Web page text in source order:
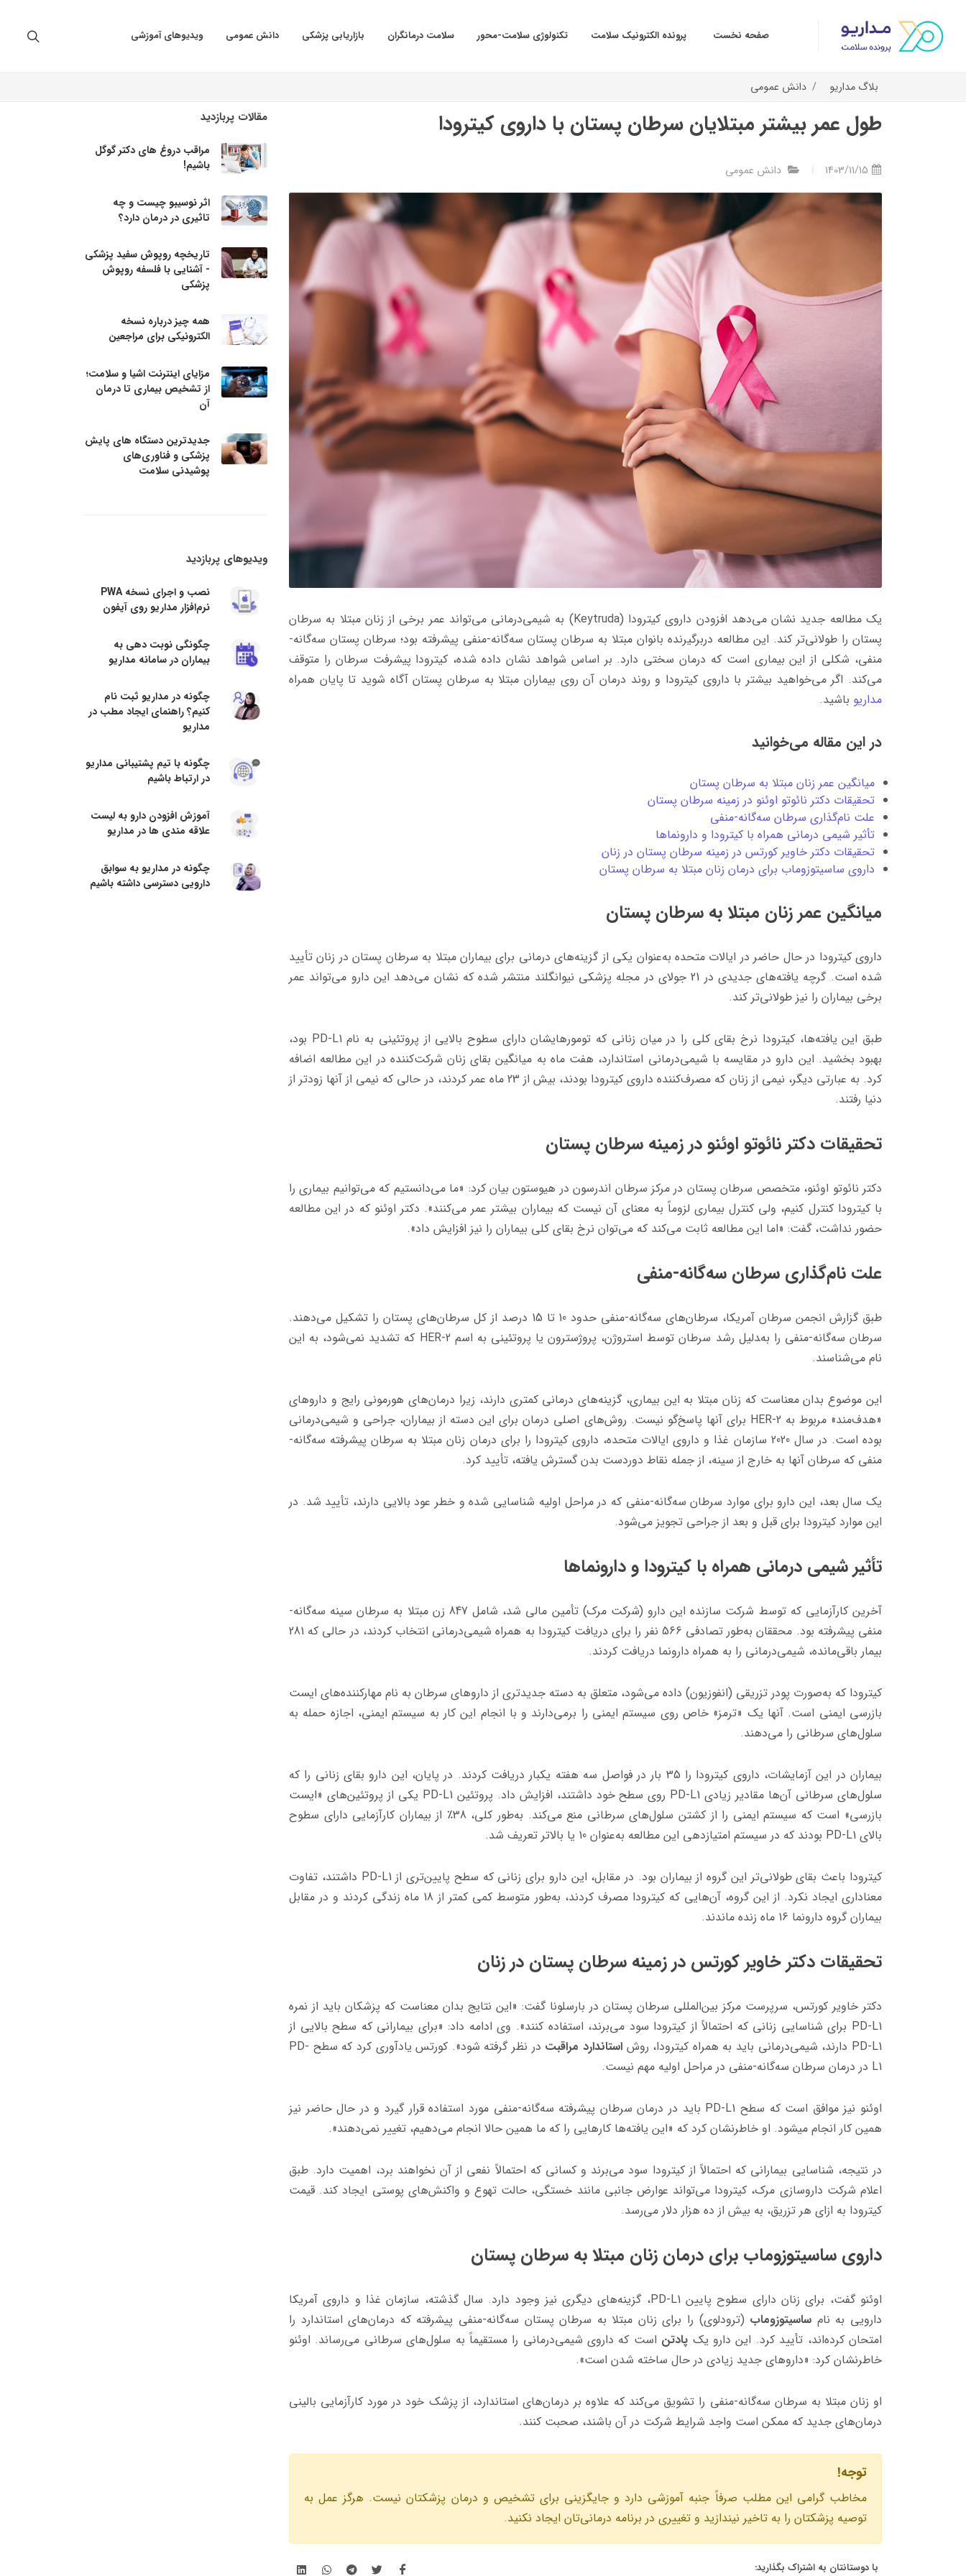
صفحه نخست پرونده الکترونیک سلامت تکنولوژی سلامت-محور سلامت درمانگران بازاریابی پزشکی دانش عمومی ویدیوهای آموزشی
بلاگ مداریو دانش عمومی
طول عمر بیشتر مبتلایان سرطان پستان با داروی کیترودا
1403/11/15 دانش عمومی
یک مطالعه جدید نشان می‌دهد افزودن داروی کیترودا (Keytruda) به شیمی‌درمانی می‌تواند عمر برخی از زنان مبتلا به سرطان
پستان را طولانی‌تر کند. این مطالعه دربرگیرنده بانوان مبتلا به سرطان پستان سه‌گانه-منفی پیشرفته بود؛ سرطان پستان سه‌گانه-
منفی، شکلی از این بیماری است که درمان سختی دارد. بر اساس شواهد نشان داده شده، کیترودا پیشرفت سرطان را متوقف
می‌کند. اگر می‌خواهید بیشتر با داروی کیترودا و روند درمان آن روی بیماران مبتلا به سرطان پستان آگاه شوید تا پایان همراه
مداریو باشید.
در این مقاله می‌خوانید
میانگین عمر زنان مبتلا به سرطان پستان
تحقیقات دکتر نائوتو اوئنو در زمینه سرطان پستان
علت نام‌گذاری سرطان سه‌گانه-منفی
تأثیر شیمی درمانی همراه با کیترودا و دارونماها
تحقیقات دکتر خاویر کورتس در زمینه سرطان پستان در زنان
داروی ساسیتوزوماب برای درمان زنان مبتلا به سرطان پستان
میانگین عمر زنان مبتلا به سرطان پستان
داروی کیترودا در حال حاضر در ایالات متحده به‌عنوان یکی از گزینه‌های درمانی برای بیماران مبتلا به سرطان پستان در زنان تأیید
شده است. گرچه یافته
های جدیدی در 21 جولای در مجله پزشکی نیوانگلند منتشر شده که نشان می‌دهد این دارو می‌تواند عمر
برخی بیماران را نیز طولانی‌تر کند.
طبق این یافتهها، کیترودا نرخ بقای کلی را در میان زنانی که تومورهایشان دارای سطوح بالایی از پروتئینی به نامPD-L1 بود،
بهبود بخشید. این دارو در مقایسه با شیمی‌درمانی استاندارد، هفت ماه به میانگین بقای زنان شرکتکننده در این مطالعه اضافه
کرد. به عبارتی دیگر، نیمی از زنان که مصرف‌کننده داروی کیترودا بودند، بیش از 23 ماه عمر کردند، در حالی که نیمی از آنها زودتر از
دنیا رفتند.
تحقیقات دکتر نائوتو اوئنو در زمینه سرطان پستان
دکتر نائوتو اوئنو، متخصص سرطان پستان در مرکز سرطان اندرسون در هیوستون بیان کرد: «ما می‌دانستیم که می‌توانیم بیماری را
با کیترودا کنترل کنیم، ولی کنترل بیماری لزوماً به معنای آن نیست که بیماران بیشتر عمر می‌کنند». دکتر اوئنو که در این مطالعه
حضور نداشت، گفت: «اما این مطالعه ثابت می‌کند که می‌توان نرخ بقای کلی بیماران را نیز افزایش داد».
علت نام‌گذاری سرطان سه‌گانه-منفی
طبق گزارش انجمن سرطان آمریکا، سرطان‌های سه‌گانه-منفی حدود 10 تا 15 درصد از کل سرطان‌های پستان را تشکیل می‌دهند.
سرطان سه‌گانه-منفی را به‌‍دلیل رشد سرطان توسط استروژن، پروژسترون یا پروتئینی به اسم HER-2 که تشدید نمی‌شود، به این
نام می‌شناسند.
این موضوع بدان معناست که زنان مبتلا به این بیماری، گزینه‌های درمانی کمتری دارند، زیرا درمان‌های هورمونی رایج و داروهای
«هدف‌مند» مربوط به HER-2 برای آنها پاسخ‌گو نیست. روش‌های اصلی درمان برای این دسته از بیماران، جراحی و شیمی‌درمانی
بوده است. در سال 2020 سازمان غذا و داروی ایالات متحده، داروی کیترودا را برای درمان زنان مبتلا به سرطان پیشرفته سه‌گانه-
منفی که سرطان آنها به خارج از سینه، از جمله نقاط دوردست بدن گسترش یافته، تأیید کرد.
یک سال بعد، این دارو برای موارد سرطان سه‌گانه-منفی که در مراحل اولیه شناسایی شده و خطر عود بالایی دارند، تأیید شد. در
این موارد کیترودا برای قبل و بعد از جراحی تجویز می‌شود.
تأثیر شیمی درمانی همراه با کیترودا و دارونماها
آخرین کارآزمایی که توسط شرکت سازنده این دارو (شرکت مرک) تأمین مالی شد، شامل 847 زن مبتلا به سرطان سینه سه‌گانه-
منفی پیشرفته بود. محققان به‌طور تصادفی 566 نفر را برای دریافت کیترودا به همراه شیمی‌درمانی انتخاب کردند، در حالی که 281
بیمار باقی‌مانده، شیمی‌درمانی را به همراه دارونما دریافت کردند.
کیترودا که به‌صورت پودر تزریقی (انفوزیون) داده می‌شود، متعلق به دسته جدیدتری از داروهای سرطان به نام مهارکننده‌های ایست
بازرسی ایمنی است. آنها یک «ترمز» خاص روی سیستم ایمنی را برمی‌دارند و با انجام این کار به سیستم ایمنی، اجازه حمله به
سلول‌های سرطانی را می‌دهند.
بیماران در این آزمایشات، داروی کیترودا را 35 بار در فواصل سه هفته یکبار دریافت کردند. در پایان، این دارو بقای زنانی را که
سلول‌های سرطانی آن‌ها مقادیر زیادی PD-L1 روی سطح خود داشتند، افزایش داد. پروتئینPD-L1 یکی از پروتئینهای «ایست
بازرسی» است که سیستم ایمنی را از کشتن سلول‌های سرطانی منع می‌کند. به‌طور کلی، 38٪ از بیماران کارآزمایی دارای سطوح
بالای PD-L1 بودند که در سیستم امتیازدهی این مطالعه به‌عنوان 10 یا بالاتر تعریف شد.
کیترودا باعث بقای طولانی‌تر این گروه از بیماران بود. در مقابل، این دارو برای زنانی که سطح پایین‌تری ازPD-L1 داشتند، تفاوت
معنا‌داری ایجاد نکرد. از این گروه، آن‌هایی که کیترودا مصرف کردند، به‌طور متوسط کمی کمتر از 18 ماه زندگی کردند و در مقابل
بیماران گروه دارونما 16 ماه زنده ماندند.
تحقیقات دکتر خاویر کورتس در زمینه سرطان پستان در زنان
دکتر خاویر کورتس، سرپرست مرکز بین‌المللی سرطان پستان در بارسلونا گفت: «این نتایج بدان معناست که پزشکان باید از نمره
PD-L1 برای شناسایی زنانی که احتمالاً از کیترودا سود می‌برند، استفاده کنند». وی ادامه داد: «برای بیمارانی که سطح بالایی از
PD-L1 دارند، شیمی‌درمانی باید به همراه کیترودا، روشاستاندارد مراقبت در نظر گرفته شود». کورتس یادآوری کرد که سطح PD-
L1 در درمان سرطان سه‌گانه-منفی در مراحل اولیه مهم نیست.
اوئنو نیز موافق است که سطح PD-L1 باید در درمان سرطان پیشرفته سه‌گانه-منفی مورد استفاده قرار گیرد و در حال حاضر نیز
همین کار انجام میشود. او خاطرنشان کرد که «این یافته‌ها کارهایی را که ما همین حالا انجام می‌دهیم، تغییر نمی‌دهند».
در نتیجه، شناسایی بیمارانی که احتمالاً از کیترودا سود می‌برند و کسانی که احتمالاً نفعی از آن نخواهند برد، اهمیت دارد. طبق
اعلام شرکت داروسازی مرک، کیترودا می‌تواند عوارض جانبی مانند خستگی، حالت تهوع و واکنش‌های پوستی ایجاد کند. قیمت
کیترودا به ازای هر تزریق، به بیش از ده هزار دلار می‌رسد.
داروی ساسیتوزوماب برای درمان زنان مبتلا به سرطان پستان
اوئنو گفت، برای زنان دارای سطوح پایینPD-L1، گزینههای دیگری نیز وجود دارد. سال گذشته، سازمان غذا و داروی آمریکا
دارویی به نام ساسیتوزوماب (ترودلوی) را برای زنان مبتلا به سرطان پستان سه‌گانه-منفی پیشرفته که درمان‌های استاندارد را
امتحان کرده‌اند، تأیید کرد. این دارو یک پادتن است که داروی شیمی‌درمانی را مستقیماً به سلول‌های سرطانی می‌رساند. اوئنو
خاطرنشان کرد: «داروهای جدید زیادی در حال ساخته شدن است».
او زنان مبتلا به سرطان سه‌گانه-منفی را تشویق می‌کند که علاوه بر درمان‌های استاندارد، از پزشک خود در مورد کارآزمایی بالینی
درمان‌های جدید که ممکن است واجد شرایط شرکت در آن باشند، صحبت کنند.
توجه!
مخاطب گرامى اين مطلب صرفاً جنبه آموزشى دارد و جايگزينى براى تشخيص و درمان پزشكتان نيست. هرگز عمل به
توصيه پزشكتان را به تاخير نيندازيد و تغييرى در برنامه درمانی‌تان ايجاد نكنيد.
با دوستانتان به اشتراک بگذارید:
مقالات پربازدید
مراقب دروغ های دکتر گوگل
باشیم!
اثر نوسیبو چیست و چه
تاثیری در درمان دارد؟
تاریخچه روپوش سفید پزشکی
- آشنایی با فلسفه روپوش
پزشکی
همه چیز درباره نسخه
الکترونیکی برای مراجعین
مزایای اینترنت اشیا و سلامت؛
از تشخیص بیماری تا درمان
آن
جدیدترین دستگاه های پایش
پزشکی و فناوری‌های
پوشیدنی سلامت
ویدیوهای پربازدید
نصب و اجرای نسخه PWA
نرم‌افزار مداریو روی آیفون
چگونگی نوبت دهی به
بیماران در سامانه مداریو
چگونه در مداریو ثبت نام
کنیم؟ راهنمای ایجاد مطب در
مداریو
چگونه با تیم پشتیبانی مداریو
در ارتباط باشیم
آموزش افزودن دارو به لیست
علاقه مندی ها در مداریو
چگونه در مداریو به سوابق
دارویی دسترسی داشته باشیم